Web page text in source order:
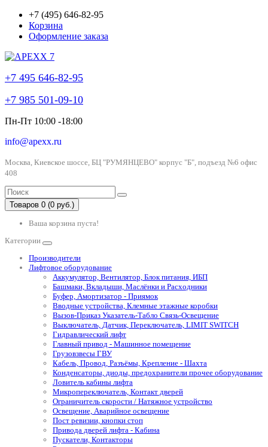
+7 (495) 646-82-95
Корзина
Оформление заказа
+7 495 646-82-95
+7 985 501-09-10
Пн-Пт 10:00 -18:00
info@apexx.ru
Москва, Киевское шоссе, БЦ "РУМЯНЦЕВО" корпус "Б", подъезд №6 офис
408
Товаров 0 (0 руб.)
Ваша корзина пуста!
Категории
Производители
Лифтовое оборудование
Аккумулятор, Вентилятор, Блок питания, ИБП
Башмаки, Вкладыши, Маслёнки и Расходники
Буфер, Амортизатор - Приямок
Вводные устройства, Клемные этажные коробки
Вызов-Приказ Указатель-Табло Связь-Освещение
Выключатель, Датчик, Переключатель, LIMIT SWITCH
Гидравлический лифт
Главный привод - Машинное помещение
Грузовзвесы ГВУ
Кабель, Провод, Разъёмы, Крепление - Шахта
Конденсаторы, диоды, предохранители прочее оборудование
Ловитель кабины лифта
Микропереключатель, Контакт дверей
Ограничитель скорости / Натяжное устройство
Освещение, Аварийное освещение
Пост ревизии, кнопки стоп
Привода дверей лифта - Кабина
Пускатели, Контакторы